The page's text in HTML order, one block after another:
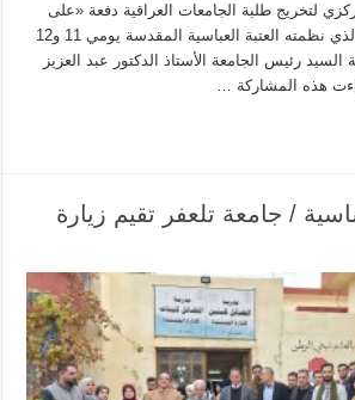
لتخريج طلبة الجامعات العراقية دفعة «على
هدى القمر السادسة»، الذي نظمته العتبة العباسية المقدسة يومي 11 و12
2025، برعاية السيد رئيس الجامعة الأستاذ الدكتور عبد العزيز
هذه المشاركة …
/ جامعة تلعفر تقيم زيارة